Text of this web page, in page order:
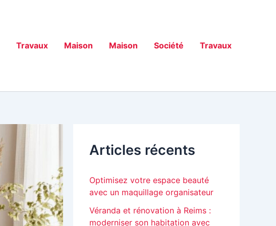
Travaux Maison Maison Société Travaux
Articles récents
Optimisez votre espace beauté
avec un maquillage organisateur
Véranda et rénovation à Reims :
moderniser son habitation avec